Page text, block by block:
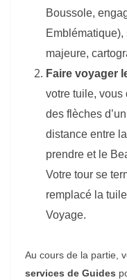
Boussole,
majeure,
Faire voyager
votre tuile,
des flèches
distance entre
prendre et le
Votre tour se
remplacé la
Voyage.
Au cours de la partie,
services de Guides